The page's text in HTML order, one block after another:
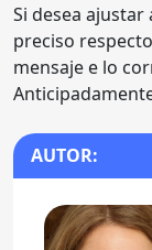
Si desea
preciso
mensaje e lo
AUTOR: